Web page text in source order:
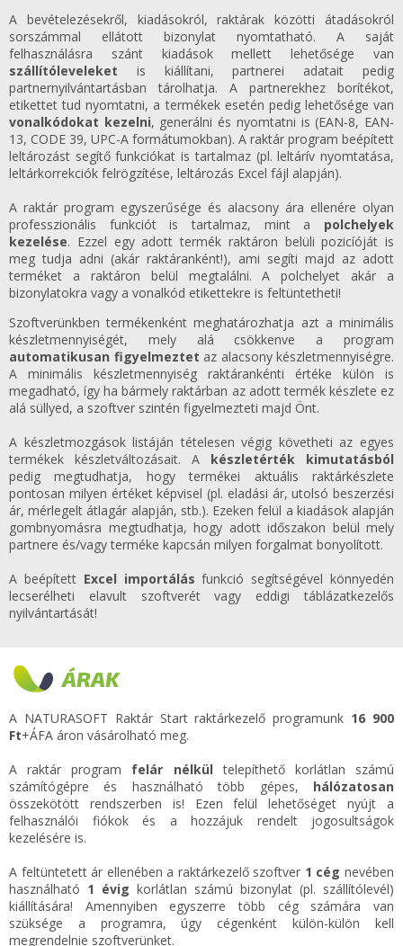
A bevételezésekről, kiadásokról, raktárak közötti átadásokról
sorszámmal ellátott bizonylat nyomtatható. A saját
felhasználásra szánt kiadások mellett lehetősége van
szállítóleveleket is kiállítani, partnerei adatait pedig
partnernyilvántartásban tárolhatja. A partnerekhez borítékot,
etikettet tud nyomtatni, a termékek esetén pedig lehetősége van
vonalkódokat kezelni, generálni és nyomtatni is (EAN-8, EAN-
13, CODE 39, UPC-A formátumokban). A raktár program beépített
leltározást segítő funkciókat is tartalmaz (pl. leltárív nyomtatása,
leltárkorrekciók felrögzítése, leltározás Excel fájl alapján).
A raktár program egyszerűsége és alacsony ára ellenére olyan
professzionális funkciót is tartalmaz, mint a polchelyek
kezelése. Ezzel egy adott termék raktáron belüli pozicíóját is
meg tudja adni (akár raktáranként!), ami segíti majd az adott
terméket a raktáron belül megtalálni. A polchelyet akár a
bizonylatokra vagy a vonalkód etikettekre is feltüntetheti!
Szoftverünkben termékenként meghatározhatja azt a minimális
készletmennyiségét, mely alá csökkenve a program
automatikusan figyelmeztet az alacsony készletmennyiségre.
A minimális készletmennyiség raktárankénti értéke külön is
megadható, így ha bármely raktárban az adott termék készlete ez
alá süllyed, a szoftver szintén figyelmezteti majd Önt.
A készletmozgások listáján tételesen végig követheti az egyes
termékek készletváltozásait. A készletérték kimutatásból
pedig megtudhatja, hogy termékei aktuális raktárkészlete
pontosan milyen értéket képvisel (pl. eladási ár, utolsó beszerzési
ár, mérlegelt átlagár alapján, stb.). Ezeken felül a kiadások alapján
gombnyomásra megtudhatja, hogy adott időszakon belül mely
partnere és/vagy terméke kapcsán milyen forgalmat bonyolított.
A beépített Excel importálás funkció segítségével könnyedén
lecserélheti elavult szoftverét vagy eddigi táblázatkezelős
nyilvántartását!
ÁRAK
A NATURASOFT Raktár Start raktárkezelő programunk 16 900
Ft+ÁFA áron vásárolható meg.
A raktár program felár nélkül telepíthető korlátlan számú
számítógépre és használható több gépes, hálózatosan
összekötött rendszerben is! Ezen felül lehetőséget nyújt a
felhasználói fiókok és a hozzájuk rendelt jogosultságok
kezelésére is.
A feltüntetett ár ellenében a raktárkezelő szoftver 1 cég nevében
használható 1 évig korlátlan számú bizonylat (pl. szállítólevél)
kiállítására! Amennyiben egyszerre több cég számára van
szüksége a programra, úgy cégenként külön-külön kell
megrendelnie szoftverünket.